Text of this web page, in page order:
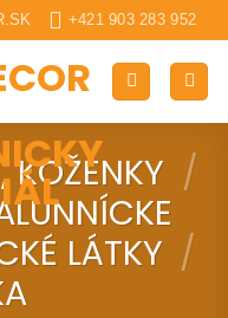
+421 903 283 952
KOŽENKY /
LÁTKY /